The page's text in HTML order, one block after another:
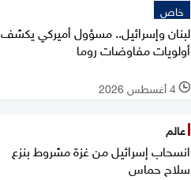
خاص
لبنان وإسرائيل.. مسؤول أميركي يكشف
أولويات مفاوضات روما
l 4 أغسطس 2026
عالم
انسحاب إسرائيل من غزة مشروط بنزع
سلاح حماس